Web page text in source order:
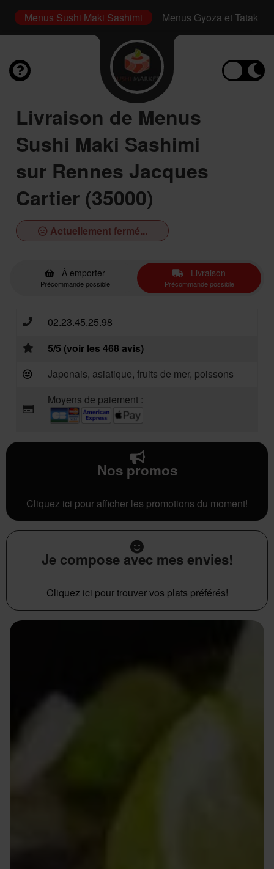
Menus Sushi Maki Sashimi Menus Gyoza et Tataki
Livraison de Menus
Sushi Maki Sashimi
sur Rennes Jacques
Cartier (35000)
Actuellement fermé...
À emporter
Précommande possible
Livraison
Précommande possible
02.23.45.25.98
5/5 (voir les 468 avis)
Japonais, asiatique, fruits de mer, poissons
Moyens de paiement :
Nos promos
Cliquez ici pour afficher les promotions du moment!
Je compose avec mes envies!
Cliquez ici pour trouver vos plats préférés!